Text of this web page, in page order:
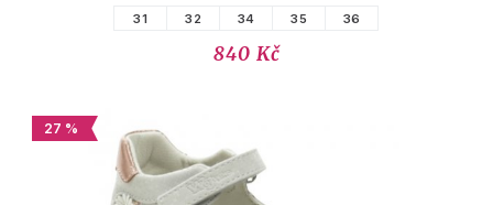
31 32 34 35 36
840 Kč
27 %